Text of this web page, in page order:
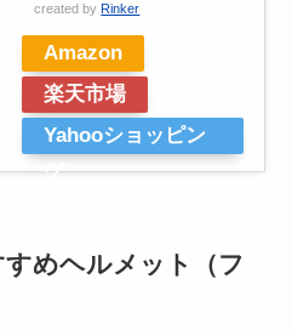
created by Rinker
Amazon
楽天市場
Yahooショッピン
グ
めヘルメット（フ